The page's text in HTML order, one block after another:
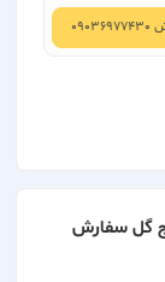
گل سفارش